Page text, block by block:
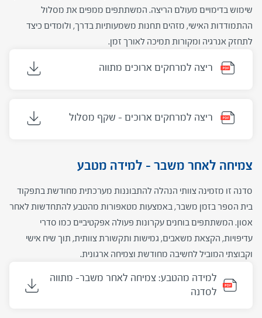
שימוש בדימויים מעולם הריצה. המשתתפים ממפים את מסלול
ההתמודדות האישי, מזהים תחנות משמעותיות בדרך, ולומדים כיצד
לתחזק אנרגיה ומקורות תמיכה לאורך זמן.
ריצה למרחקים ארוכים מתווה
ריצה למרחקים ארוכים – שקף מסלול
צמיחה לאחר משבר – למידה מטבע
סדנה זו מזמינה צוותי הנהלה להתבוננות מערכתית מחודשת בתפקוד
בית הספר בזמן משבר, באמצעות מטאפורות מהטבע להתחדשות לאחר
אסון. המשתתפים בוחנים עקרונות פעולה אפקטיביים כמו סדרי
עדיפויות, הקצאת משאבים, גמישות ותקשורת צוותית, תוך שיח אישי
וקבוצתי המוביל לחשיבה מחודשת וצמיחה ארגונית.
למידה מהטבע: צמיחה לאחר משבר- מתווה
לסדנה